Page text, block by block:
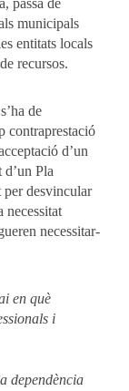
passa de
municipals
entitats locals
recursos.
de
contraprestació
d’un
Pla
per desvincular
necessitat
necessitar-
en què
i
dependència